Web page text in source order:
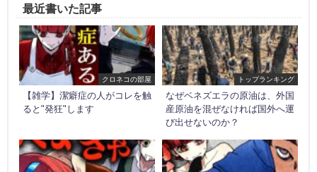
最近書いた記事
クロネコの部屋
【雑学】潔癖症の人がコレを触
ると"発狂"します
トップランキング
なぜベネズエラの原油は、外国
産原油を混ぜなければ国外へ運
び出せないのか？